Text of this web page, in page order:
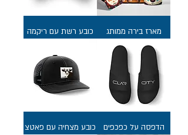
מארז בירה ממותג כובע רשת עם ריקמה
הדפסה על כפכפים כובע מצחיה עם פאטצ